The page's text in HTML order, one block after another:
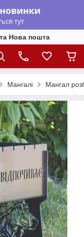
Нова пошта
Мангалі Мангал